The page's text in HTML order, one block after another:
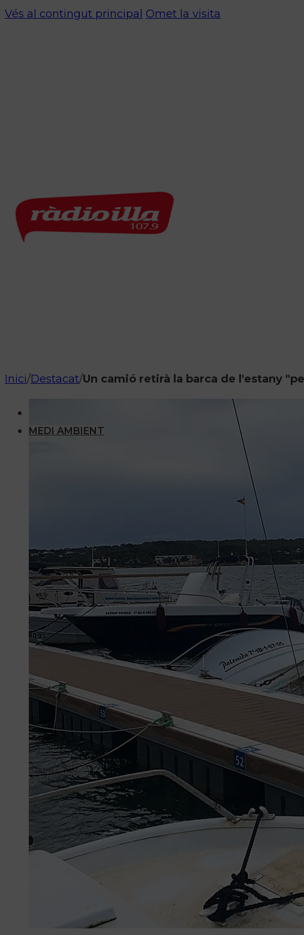
Vés al contingut principal Omet la visita
Inici/Destacat/Un camió retirà la barca de l'estany
MEDI AMBIENT